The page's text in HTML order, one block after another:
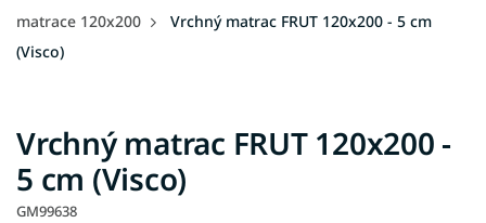
matrace 120x200
Vrchný matrac FRUT 120x200 - 5 cm
(Visco)
Vrchný matrac FRUT 120x200 -
5 cm (Visco)
GM99638